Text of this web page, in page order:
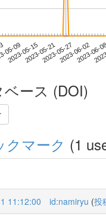
05-09
2023-05-152023-05-212023-05-272023-06-02
2023-06-
ース (DOI)
マーク (1
11:12:00 id:namiryu (投